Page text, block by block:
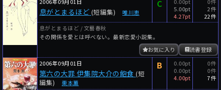
息がとまるほど (短編集) 唯川恵
C
5.00pt
4.27pt
2件
22件
息がとまるほど / 文藝春秋
その関係を愛とは呼べない。最新恋愛小説集。
読書登録
お気に入り
2006年09月01日
第六の大罪 伊集院大介の飽食 (短
編集)
栗本薫
B
0.00pt
0.00pt
4.00pt
0件
0件
7件